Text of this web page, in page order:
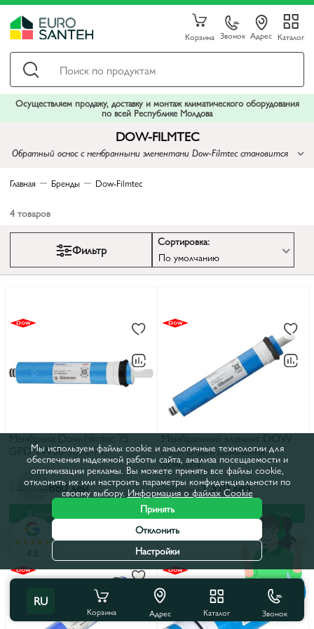
Корзина Звонок Адрес Каталог
Осуществляем продажу, доставку и монтаж климатического оборудования
по всей Республике Молдова
DOW-FILMTEC
Обратный осмос с мембранными элементами Dow-Filmtec становится
Главная Бренды Dow-Filmtec
4 товаров
Фильтр
Сортировка:
По умолчанию
Мембрана Dow-Filmtec 75
GPD TW30-1812-75
1 409 лей880 лей
В корзину
Мембранный элемент DOW
75GPD для домашних
осмосов
2 097 лей1 310 лей
В рассрочку
RU
Корзина Адрес Каталог Звонок
4.8
Мы используем файлы cookie и аналогичные технологии для
обеспечения надежной работы сайта, анализа посещаемости и
оптимизации рекламы. Вы можете принять все файлы cookie,
отклонить их или настроить параметры конфиденциальности по
своему выбору. Информация о файлах Cookie
Принять
Отклонить
Настройки